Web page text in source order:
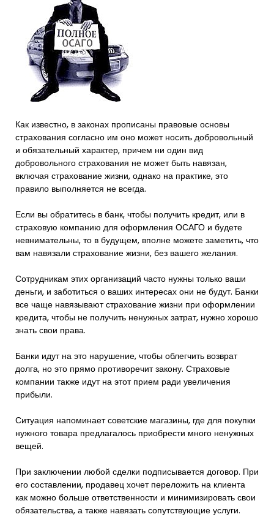
Как известно, в законах прописаны правовые основы
страхования согласно им оно может носить добровольный
и обязательный характер, причем ни один вид
добровольного страхования не может быть навязан,
включая страхование жизни, однако на практике, это
правило выполняется не всегда.
Если вы обратитесь в банк, чтобы получить кредит, или в
страховую компанию для оформления ОСАГО и будете
невнимательны, то в будущем, вполне можете заметить, что
вам навязали страхование жизни, без вашего желания.
Сотрудникам этих организаций часто нужны только ваши
деньги, и заботиться о ваших интересах они не будут. Банки
все чаще навязывают страхование жизни при оформлении
кредита, чтобы не получить ненужных затрат, нужно хорошо
знать свои права.
Банки идут на это нарушение, чтобы облегчить возврат
долга, но это прямо противоречит закону. Страховые
компании также идут на этот прием ради увеличения
прибыли.
Ситуация напоминает советские магазины, где для покупки
нужного товара предлагалось приобрести много ненужных
вещей.
При заключении любой сделки подписывается договор. При
его составлении, продавец хочет переложить на клиента
как можно больше ответственности и минимизировать свои
обязательства, а также навязать сопутствующие услуги.